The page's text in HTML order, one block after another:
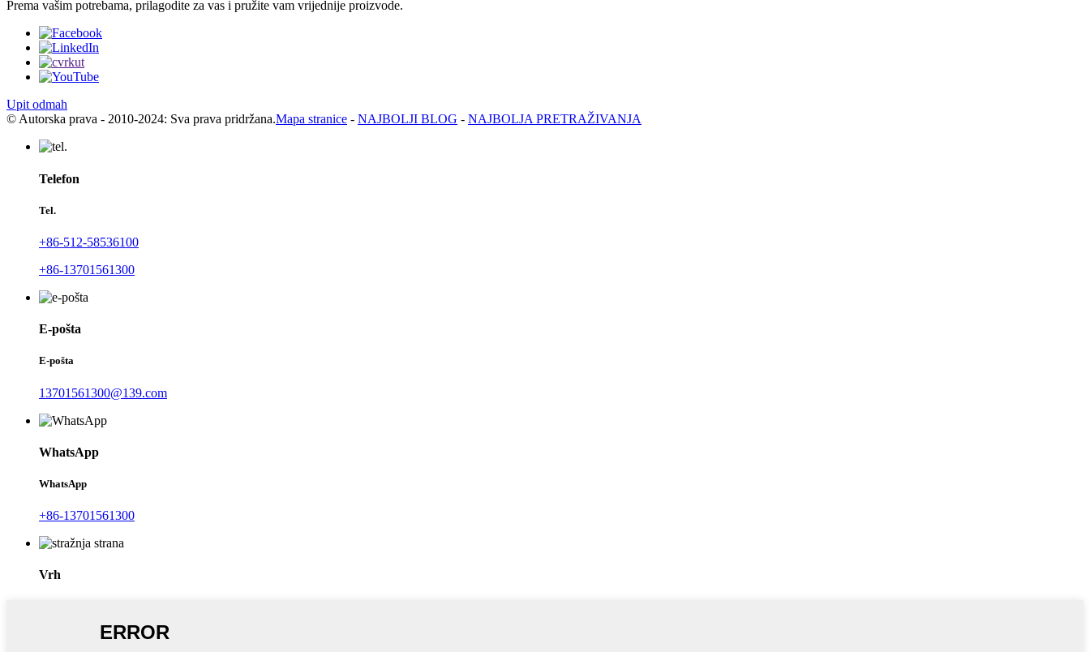
Prema vašim potrebama, prilagodite za vas i pružite vam vrijednije proizvode.
Upit odmah
© Autorska prava - 2010-2024: Sva prava pridržana.Mapa stranice - NAJBOLJI BLOG - NAJBOLJA PRETRAŽIVANJA
Telefon
Tel.
+86-512-58536100
+86-13701561300
E-pošta
E-pošta
13701561300@139.com
WhatsApp
WhatsApp
+86-13701561300
Vrh